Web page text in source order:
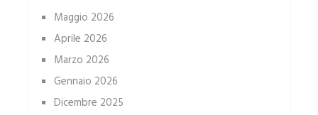
Maggio 2026
Aprile 2026
Marzo 2026
Gennaio 2026
Dicembre 2025